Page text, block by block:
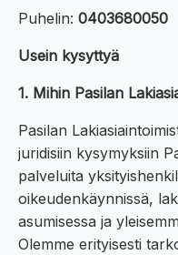
Puhelin: 0403680050
Usein kysyttyä
1. Mihin Pasilan
Pasilan
juridisiin kysymyksiin
palveluita
oikeudenkäynnissä,
asumisessa ja
Olemme erityisesti